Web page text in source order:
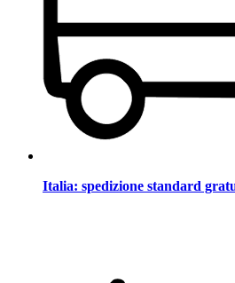
Italia: spedizione standard